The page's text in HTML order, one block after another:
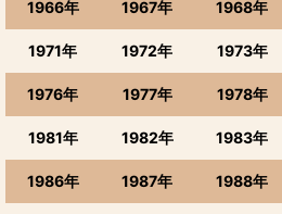
1966年 1967年 1968年
1971年 1972年 1973年
1976年 1977年 1978年
1981年 1982年 1983年
1986年 1987年 1988年